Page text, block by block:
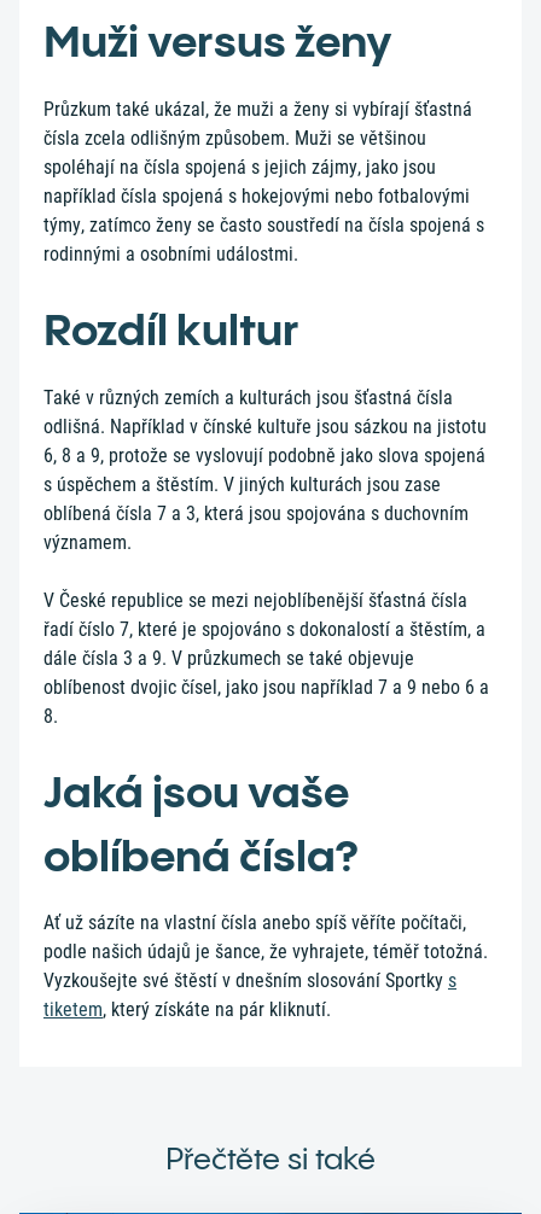
Muži versus ženy
Průzkum také ukázal, že muži a ženy si vybírají šťastná
čísla zcela odlišným způsobem. Muži se většinou
spoléhají na čísla spojená s jejich zájmy, jako jsou
například čísla spojená s hokejovými nebo fotbalovými
týmy, zatímco ženy se často soustředí na čísla spojená s
rodinnými a osobními událostmi.
Rozdíl kultur
Také v různých zemích a kulturách jsou šťastná čísla
odlišná. Například v čínské kultuře jsou sázkou na jistotu
6, 8 a 9, protože se vyslovují podobně jako slova spojená
s úspěchem a štěstím. V jiných kulturách jsou zase
oblíbená čísla 7 a 3, která jsou spojována s duchovním
významem.
V České republice se mezi nejoblíbenější šťastná čísla
řadí číslo 7, které je spojováno s dokonalostí a štěstím, a
dále čísla 3 a 9. V průzkumech se také objevuje
oblíbenost dvojic čísel, jako jsou například 7 a 9 nebo 6 a
8.
Jaká jsou vaše
oblíbená čísla?
Ať už sázíte na vlastní čísla anebo spíš věříte počítači,
podle našich údajů je šance, že vyhrajete, téměř totožná.
Vyzkoušejte své štěstí v dnešním slosování Sportky s
tiketem, který získáte na pár kliknutí.
Přečtěte si také